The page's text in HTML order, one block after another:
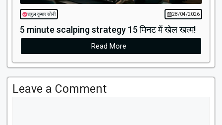
राहुल कुमार सोनी 28/04/2026
5 minute scalping strategy​ 15 मिनट में खेल खत्म!
Read More
Leave a Comment